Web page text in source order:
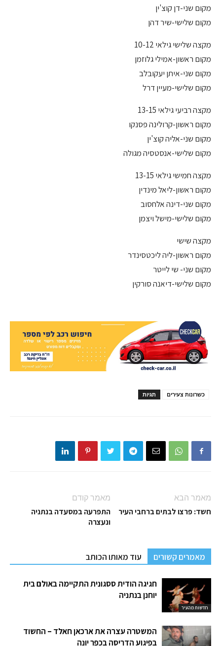
מקום שני-דן קוצ'ין
מקום שלישי-שיר דהן
מקצה שלישי גילאי 10-12
מקום ראשון-אמילי גלוזמן
מקום שני-איתן יעקובלב
מקום שלישי-מעיין דרל
מקצה רביעי גילאי 13-15
מקום ראשון-קרולינה פסנקו
מקום שני-אליה קוצ'ין
מקום שלישי-אנסטסיה מגולה
מקצה חמישי גילאי 13-15
מקום ראשון-ליאל מינדין
מקום שני-דינה אלחסוב
מקום שלישי-מישל ויצמן
מקצה שישי
מקום ראשון-ליה ליכטסינדר
מקום שני- שי לייטר
מקום שלישי-דיאנה סורקין
תגיות כשרונות צעירים
מאמר קודם
התפרעה במסעדה בנתניה
ונעצרה
מאמר הבא
חשד: פרצו לבתים ברחבי העיר
מאמרים קשורים עוד מאותו הכותב
חדשות מהעיר
חגיגה הודית ססגונית התקיימה באולם בית
יוחנן בנתניה
המשטרה עצרה את ארכאן חאלד – החשוד
בפיגוע הדריסה בכפר יונה